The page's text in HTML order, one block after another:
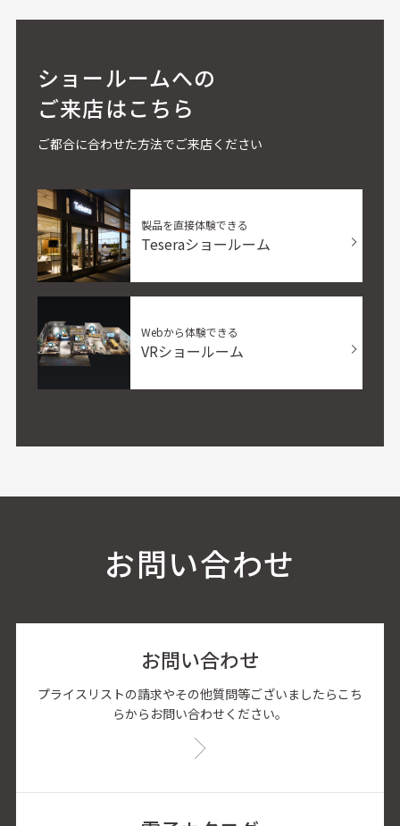
ショールームへの
ご来店はこちら
ご都合に合わせた方法でご来店ください
製品を直接体験できる
Teseraショールーム
Webから体験できる
VRショールーム
お問い合わせ
お問い合わせ
プライスリストの請求やその他質問等ございましたらこち
らからお問い合わせください。